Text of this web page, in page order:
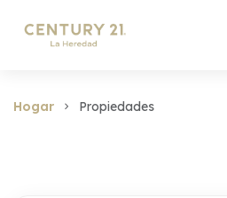
Hogar Propiedades